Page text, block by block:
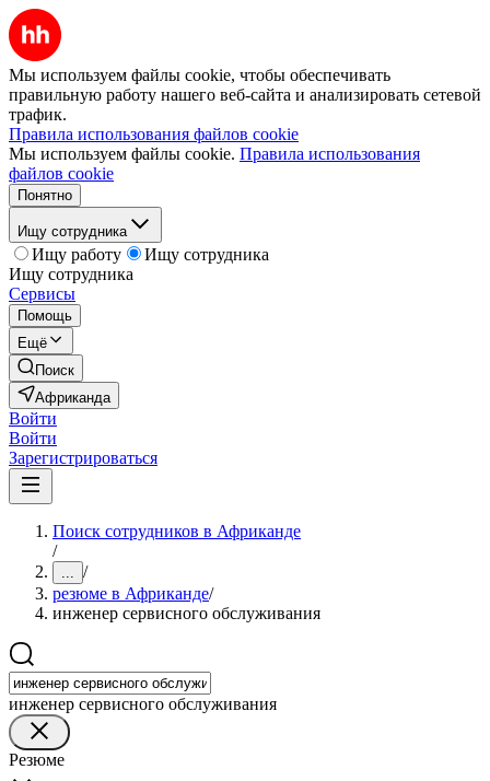
Мы используем файлы cookie, чтобы обеспечивать
правильную работу нашего веб-сайта и анализировать сетевой
трафик.
Правила использования файлов cookie
Мы используем файлы cookie. Правила использования
файлов cookie
Понятно
Ищу сотрудника
Ищу работу
Ищу сотрудника
Ищу сотрудника
Сервисы
Помощь
Ещё
Поиск
Африканда
Войти
Войти
Зарегистрироваться
Поиск сотрудников в Африканде
/
... /
резюме в Африканде/
инженер сервисного обслуживания
инженер сервисного обслуживания
Резюме